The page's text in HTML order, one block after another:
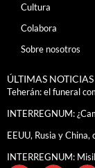
Cultura
Colabora
Sobre nosotros
ÚLTIMAS NOTICIAS
Teherán: el funeral
INTERREGNUM:
EEUU, Rusia y
INTERREGNUM: